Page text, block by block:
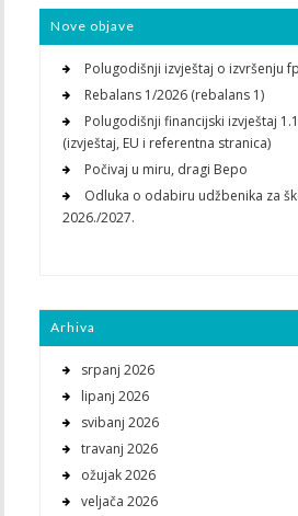
Nove objave
Polugodišnji izvještaj o izvršenju
Rebalans 1/2026 (rebalans 1)
Polugodišnji financijski izvještaj
(izvještaj, EU i referentna stranica)
Počivaj u miru, dragi Bepo
Odluka o odabiru udžbenika za
2026./2027.
Arhiva
srpanj 2026
lipanj 2026
svibanj 2026
travanj 2026
ožujak 2026
veljača 2026